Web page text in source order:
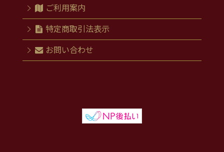
ご利用案内
特定商取引法表示
お問い合わせ